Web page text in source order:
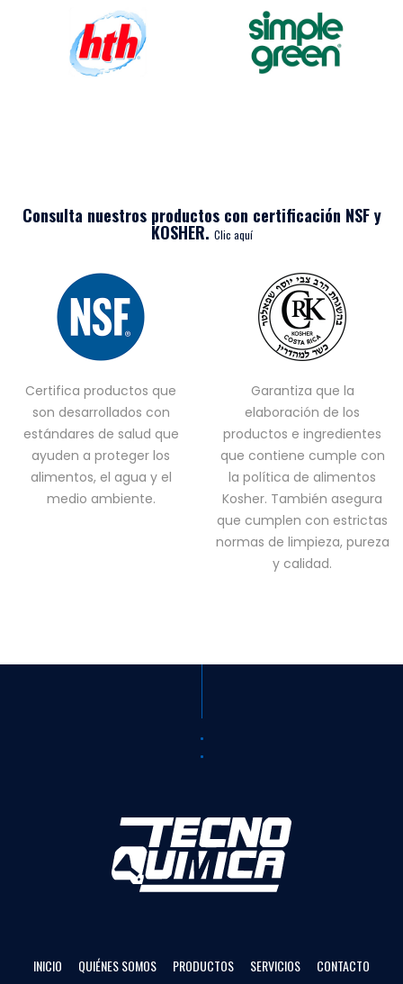
Consulta nuestros productos con certificación NSF y
KOSHER. Clic aquí
Certifica productos que
son desarrollados con
estándares de salud que
ayuden a proteger los
alimentos, el agua y el
medio ambiente.
Garantiza que la
elaboración de los
productos e ingredientes
que contiene cumple con
la política de alimentos
Kosher. También asegura
que cumplen con estrictas
normas de limpieza, pureza
y calidad.
INICIO QUIÉNES SOMOS PRODUCTOS SERVICIOS CONTACTO